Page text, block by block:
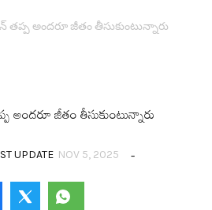
త‌ప్ప అంద‌రూ జీతం తీసుకుంటున్నారు
అంద‌రూ జీతం తీసుకుంటున్నారు
UPDATE NOV 5, 2025